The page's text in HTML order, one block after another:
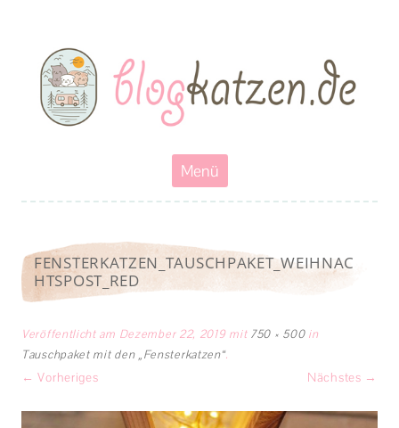
Blogkatzen
Menü
Inhalt
springen
FENSTERKATZEN_TAUSCHPAKET_WEIHNAC
HTSPOST_RED
Veröffentlicht am Dezember 22, 2019mit 750 × 500in
Tauschpaket mit den „Fensterkatzen“.
← Vorheriges Nächstes →